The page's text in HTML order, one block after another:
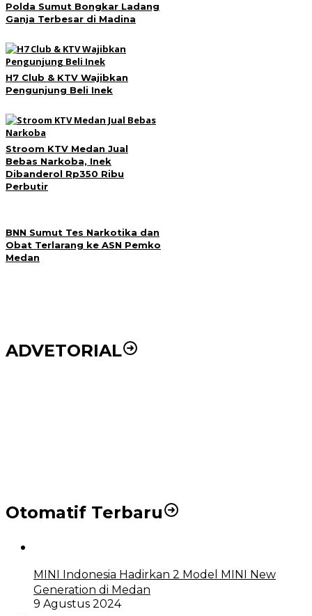
Polda Sumut Bongkar Ladang
Ganja Terbesar di Madina
H7 Club & KTV Wajibkan
Pengunjung Beli Inek
Stroom KTV Medan Jual
Bebas Narkoba, Inek
Dibanderol Rp350 Ribu
Perbutir
BNN Sumut Tes Narkotika dan
Obat Terlarang ke ASN Pemko
Medan
ADVETORIAL
Otomatif Terbaru
MINI Indonesia Hadirkan 2 Model MINI New
Generation di Medan
9 Agustus 2024